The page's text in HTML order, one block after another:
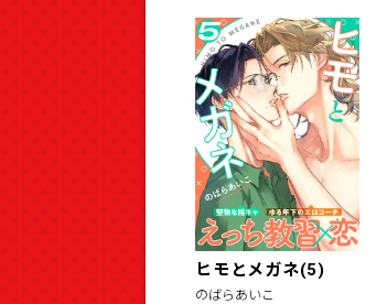
ヒモとメガネ(5)
のばらあいこ